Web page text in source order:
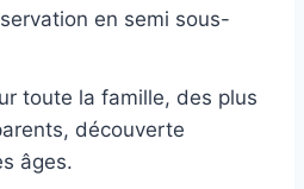
en semi sous-
toute la famille, des plus
découverte
âges.